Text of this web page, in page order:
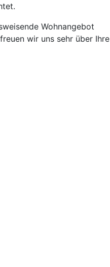
Wohnangebot
wir uns sehr über Ihre